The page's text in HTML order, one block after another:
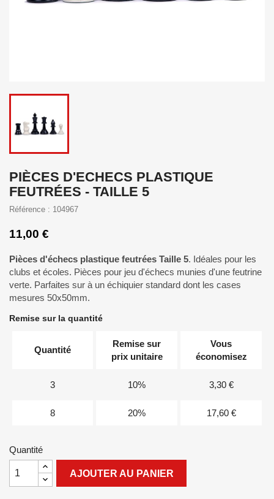
PIÈCES D'ECHECS PLASTIQUE
FEUTRÉES - TAILLE 5
Référence : 104967
11,00 €
Pièces d'échecs plastique feutrées Taille 5. Idéales pour les
clubs et écoles. Pièces pour jeu d'échecs munies d'une feutrine
verte. Parfaites sur à un échiquier standard dont les cases
mesures 50x50mm.
Remise sur la quantité
Quantité
Remise sur
prix unitaire
Vous
économisez
3 10% 3,30 €
8 20% 17,60 €
Quantité
AJOUTER AU PANIER